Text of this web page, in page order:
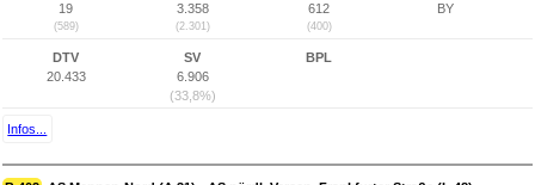
19
(589)
3.358
(2.301)
612
(400)
BY
DTV
20.433
SV
6.906
(33,8%)
BPL
Infos...